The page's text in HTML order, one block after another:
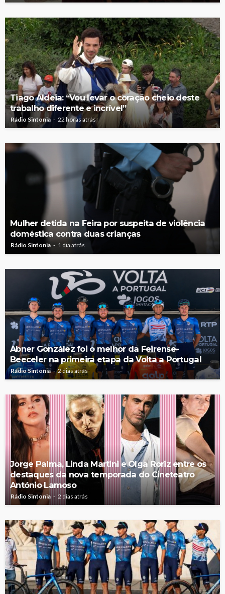
Tiago Aldeia: “Vou levar o coração cheio deste
trabalho diferente e incrível”
Rádio Sintonia 22 horas atrás
Mulher detida na Feira por suspeita de violência
doméstica contra duas crianças
Rádio Sintonia 1 dia atrás
Abner González foi o melhor da Feirense-
Beeceler na primeira etapa da Volta a Portugal
Rádio Sintonia 2 dias atrás
Jorge Palma, Linda Martini e Olga Roriz entre os
destaques da nova temporada do Cineteatro
António Lamoso
Rádio Sintonia 2 dias atrás